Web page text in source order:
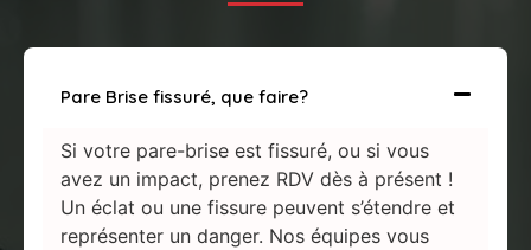
Pare Brise fissuré, que faire?
Si votre pare-brise est fissuré, ou si vous
avez un impact, prenez RDV dès à présent !
Un éclat ou une fissure peuvent s’étendre et
représenter un danger. Nos équipes vous